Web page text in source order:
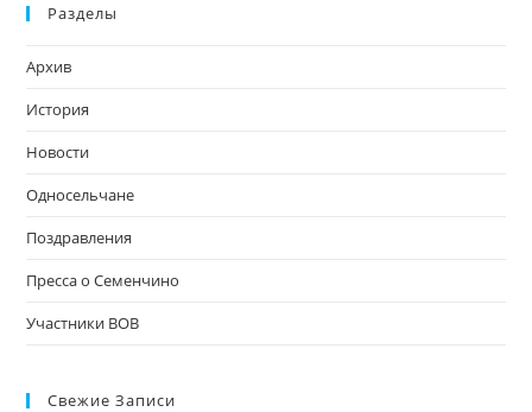
Разделы
Архив
История
Новости
Односельчане
Поздравления
Пресса о Семенчино
Участники ВОВ
Свежие Записи